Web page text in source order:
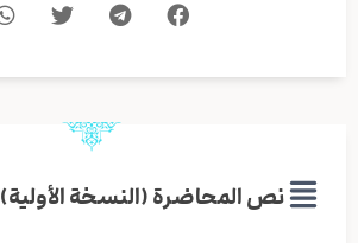
نص المحاضرة (النسخة الأولية)